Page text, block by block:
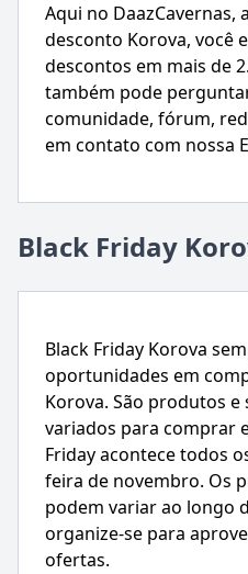
Aqui no DaazCavernas,
desconto Korova, você
descontos em mais de
também pode
comunidade, fórum,
em contato com nossa
Black Friday
Black Friday Korova
oportunidades em
Korova. São produtos e
variados para comprar
Friday acontece todos
feira de novembro. Os
podem variar ao longo
organize-se para
ofertas.